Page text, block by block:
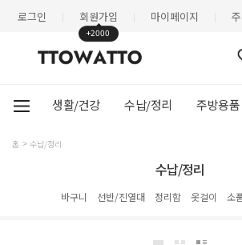
로그인 회원가입
+2000
마이페이지
생활/건강 수납/정리 주방용품
홈 수납/정리
수납/정리
바구니 선반/진열대 정리함 옷걸이 소